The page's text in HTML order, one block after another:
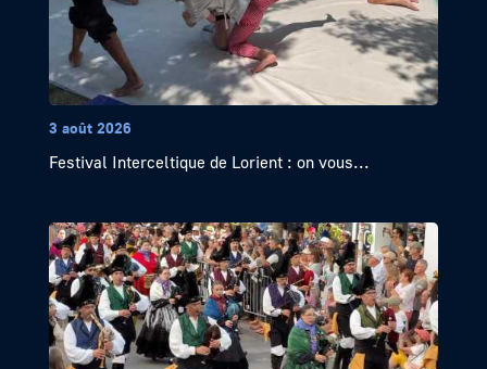
3 août 2026
Festival Interceltique de Lorient : on vous...